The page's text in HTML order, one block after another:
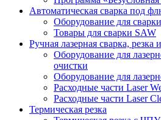
Автоматическая сварка под
Оборудование для
Товары для сварки SAW
Ручная лазерная сварка, резка
Оборудование для
очистки
Оборудование для
Расходные части Laser
Расходные части Laser
Термическая резка